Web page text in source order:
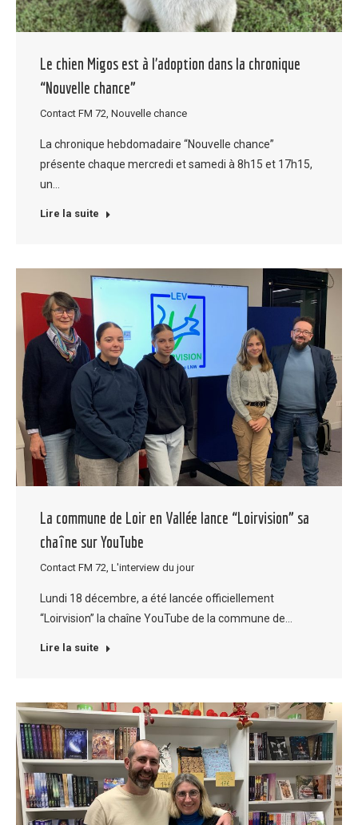
Le chien Migos est à l’adoption dans la chronique
“Nouvelle chance”
Contact FM 72 Nouvelle chance
La chronique hebdomadaire “Nouvelle chance”
présente chaque mercredi et samedi à 8h15 et 17h15,
un…
Lire la suite
La commune de Loir en Vallée lance “Loirvision” sa
chaîne sur YouTube
Contact FM 72 L'interview du jour
Lundi 18 décembre, a été lancée officiellement
“Loirvision” la chaîne YouTube de la commune de…
Lire la suite